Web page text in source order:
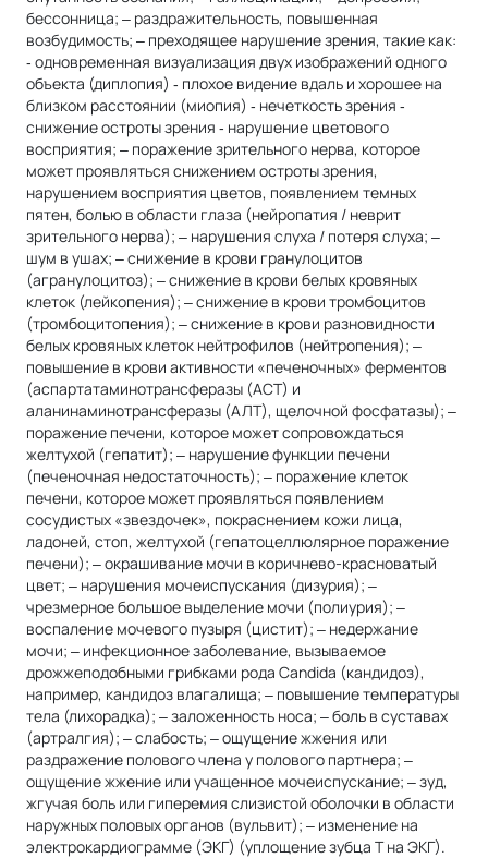
бессонница; ‒ раздражительность, повышенная
возбудимость; ‒ преходящее нарушение зрения, такие как:
‐ одновременная визуализация двух изображений одного
объекта (диплопия) ‐ плохое видение вдаль и хорошее на
близком расстоянии (миопия) ‐ нечеткость зрения ‐
снижение остроты зрения ‐ нарушение цветового
восприятия; ‒ поражение зрительного нерва, которое
может проявляться снижением остроты зрения,
нарушением восприятия цветов, появлением темных
пятен, болью в области глаза (нейропатия / неврит
зрительного нерва); ‒ нарушения слуха / потеря слуха; ‒
шум в ушах; ‒ снижение в крови гранулоцитов
(агранулоцитоз); ‒ снижение в крови белых кровяных
клеток (лейкопения); ‒ снижение в крови тромбоцитов
(тромбоцитопения); ‒ снижение в крови разновидности
белых кровяных клеток нейтрофилов (нейтропения); ‒
повышение в крови активности «печеночных» ферментов
(аспартатаминотрансферазы (АСТ) и
аланинаминотрансферазы (АЛТ), щелочной фосфатазы); ‒
поражение печени, которое может сопровождаться
желтухой (гепатит); ‒ нарушение функции печени
(печеночная недостаточность); ‒ поражение клеток
печени, которое может проявляться появлением
сосудистых «звездочек», покраснением кожи лица,
ладоней, стоп, желтухой (гепатоцеллюлярное поражение
печени); ‒ окрашивание мочи в коричнево-красноватый
цвет; ‒ нарушения мочеиспускания (дизурия); ‒
чрезмерное большое выделение мочи (полиурия); ‒
воспаление мочевого пузыря (цистит); ‒ недержание
мочи; ‒ инфекционное заболевание, вызываемое
дрожжеподобными грибками рода Candida (кандидоз),
например, кандидоз влагалища; ‒ повышение температуры
тела (лихорадка); ‒ заложенность носа; ‒ боль в суставах
(артралгия); ‒ слабость; ‒ ощущение жжения или
раздражение полового члена у полового партнера; ‒
ощущение жжение или учащенное мочеиспускание; ‒ зуд,
жгучая боль или гиперемия слизистой оболочки в области
наружных половых органов (вульвит); ‒ изменение на
электрокардиограмме (ЭКГ) (уплощение зубца Т на ЭКГ).